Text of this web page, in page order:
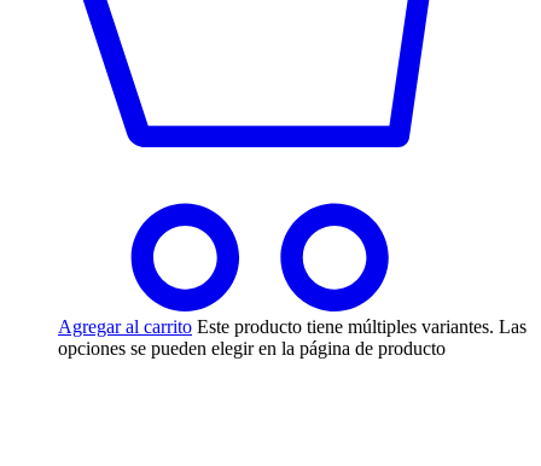
Agregar al carrito Este producto tiene múltiples variantes. Las
opciones se pueden elegir en la página de producto